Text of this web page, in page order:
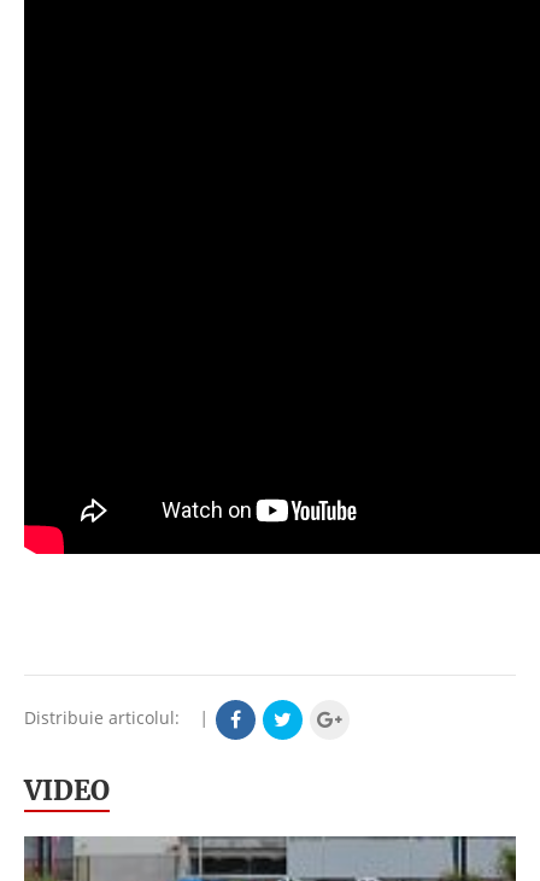
Distribuie articolul: |
VIDEO